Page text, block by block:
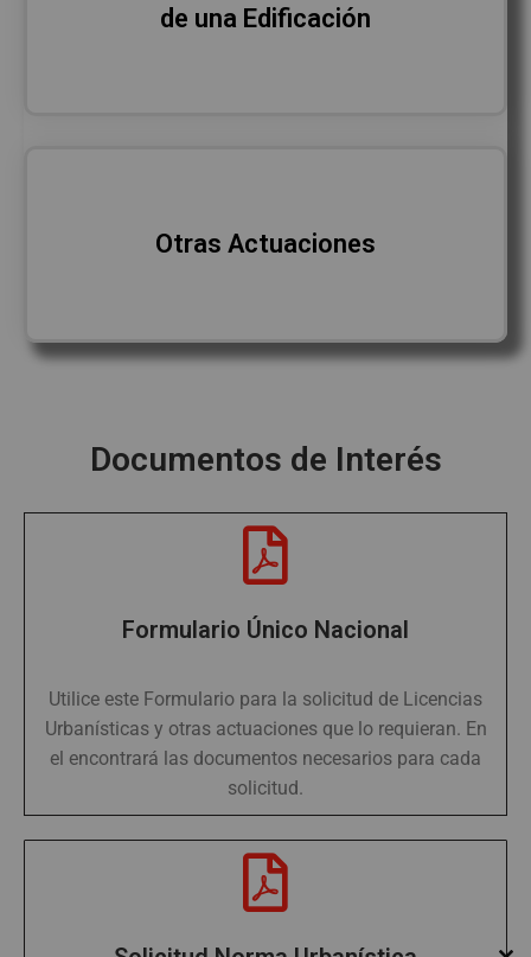
de una Edificación
Otras Actuaciones
Documentos de Interés
Formulario Único Nacional
Utilice este Formulario para la solicitud de Licencias
Urbanísticas y otras actuaciones que lo requieran. En
el encontrará las documentos necesarios para cada
solicitud.